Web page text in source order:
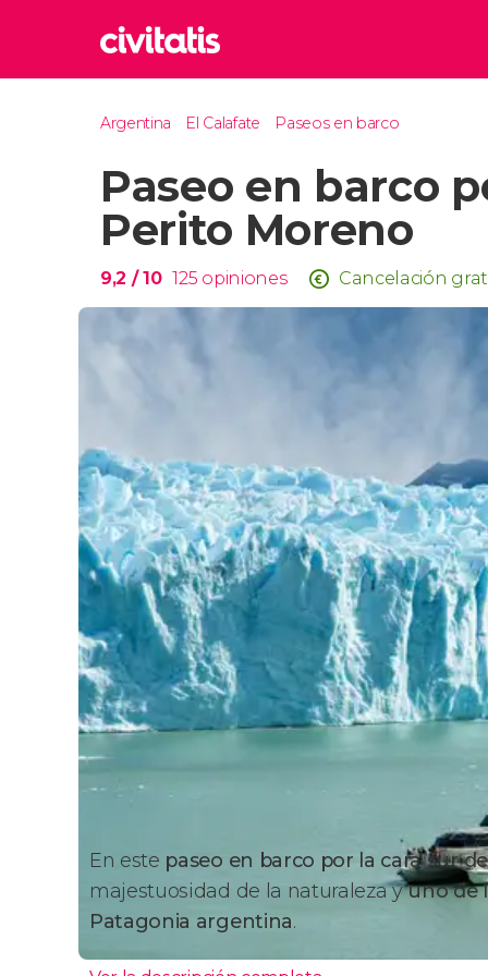
Reino
Turquía
Argentina El Calafate Paseos en barco
Paseo en barco
Perito Moreno
9,2 / 10 125 opiniones Cancelación
En este paseo en barco por la cara sur
majestuosidad de la naturaleza yuno de
Patagonia argentina.